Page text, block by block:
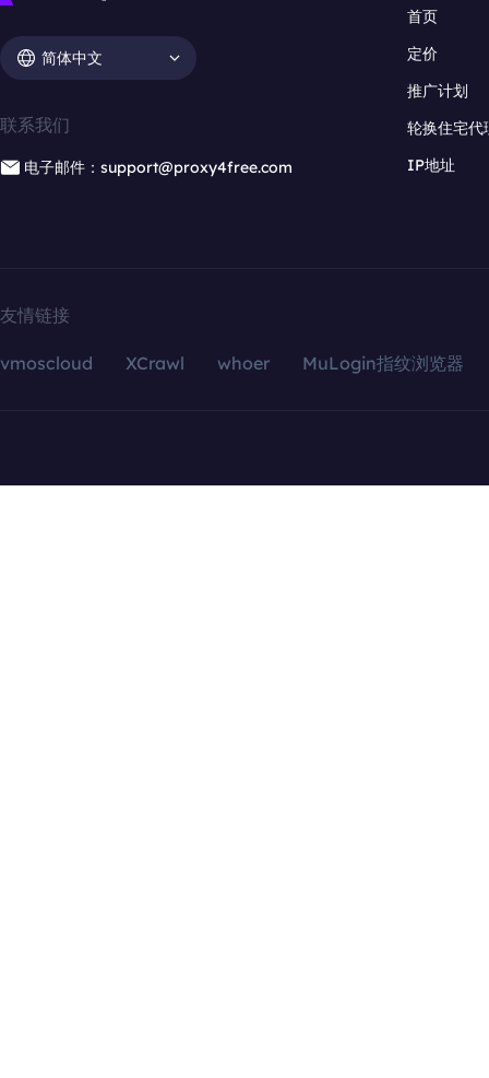
简体中文
联系我们
电子邮件：support@proxy4free.com
首页
定价
推广计划
轮换住宅代
IP地址
友情链接
vmoscloud XCrawl whoer MuLogin指纹浏览器